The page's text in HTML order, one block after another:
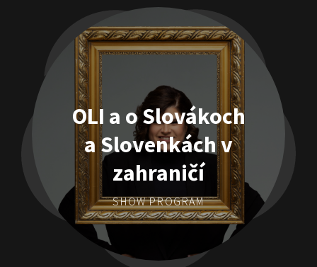
OLI a o Slovákoch
a Slovenkách v
zahraničí
SHOW PROGRAM